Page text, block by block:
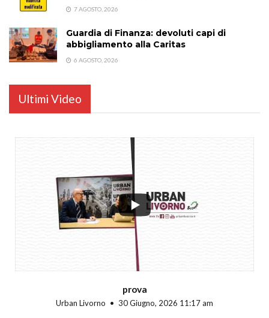
7 AGOSTO, 2026
Guardia di Finanza: devoluti capi di
abbigliamento alla Caritas
6 AGOSTO, 2026
Ultimi Video
prova
Urban Livorno 30 Giugno, 2026 11:17 am